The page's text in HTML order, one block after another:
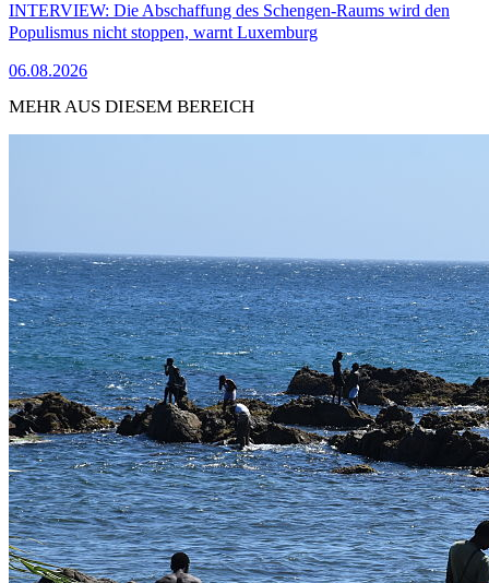
INTERVIEW: Die Abschaffung des Schengen-Raums wird den
Populismus nicht stoppen, warnt Luxemburg
06.08.2026
MEHR AUS DIESEM BEREICH